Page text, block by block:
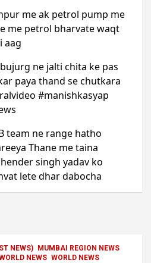
NEWS)
MUMBAI REGION NEWS
NEWS WORLD NEWS